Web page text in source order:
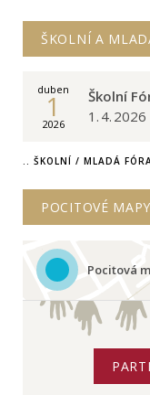
ŠKOLNÍ A
duben
1
2026
Školní
1. 4. 2026
.. ŠKOLNÍ / MLADÁ
POCITOVÉ MAPY
Pocitová